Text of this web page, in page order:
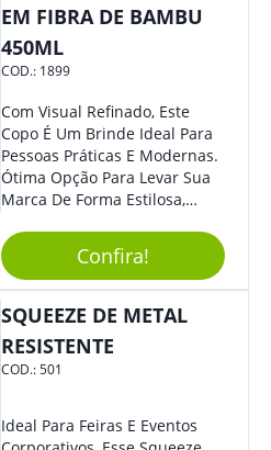
EM FIBRA DE BAMBU
450ML
COD.: 1899
Com Visual Refinado, Este
Copo É Um Brinde Ideal Para
Pessoas Práticas E Modernas.
Ótima Opção Para Levar Sua
Marca De Forma Estilosa,
Empresa Em Eventos,
Reuniões Corporativas Ou Até
Mesmo Para Presentear
Colaboradores.
Confira!
SQUEEZE DE METAL
RESISTENTE
COD.:501
Ideal Para Feiras E Eventos